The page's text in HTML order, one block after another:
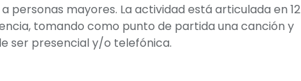
personas mayores. La actividad está articulada en 12
tomando como punto de partida una canción y
ser presencial y/o telefónica.